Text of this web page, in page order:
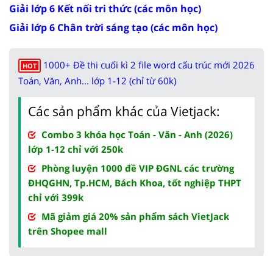
Giải lớp 6 Kết nối tri thức (các môn học)
Giải lớp 6 Chân trời sáng tạo (các môn học)
HOT
1000+ Đề thi cuối kì 2 file word cấu trúc mới 2026
Toán, Văn, Anh... lớp 1-12 (chỉ từ 60k)
Các sản phẩm khác của Vietjack:
Combo 3 khóa học Toán - Văn - Anh (2026)
lớp 1-12 chỉ với 250k
Phòng luyện 1000 đề VIP ĐGNL các trường
ĐHQGHN, Tp.HCM, Bách Khoa, tốt nghiệp THPT
chỉ với 399k
Mã giảm giá 20% sản phẩm sách VietJack
trên Shopee mall